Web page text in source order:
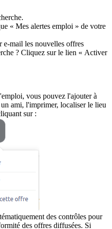
« Mes alertes emploi » de votre
e-mail les nouvelles offres
? Cliquez sur le lien « Activer
vous pouvez l'ajouter à
ami, l'imprimer, localiser le lieu
sur :
des contrôles pour
des offres diffusées. Si